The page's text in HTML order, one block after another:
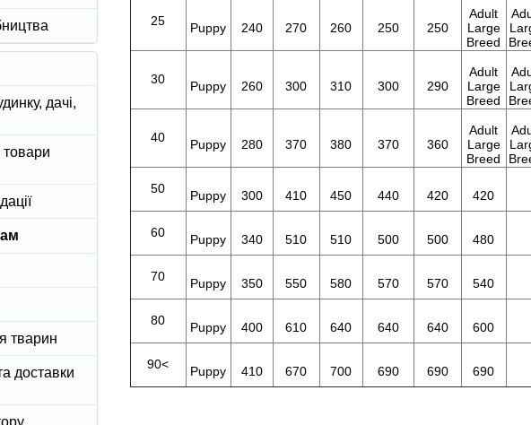
25 Puppy 240 270 260 250 250
Adult
Large
Breed
30 Puppy 260 300 310 300 290
Adult
Large
Breed
40 Puppy 280 370 380 370 360
Adult
Large
Breed
50 Puppy 300 410 450 440 420 420
60 Puppy 340 510 510 500 500 480
70 Puppy 350 550 580 570 570 540
80 Puppy 400 610 640 640 640 600
90< Puppy 410 670 700 690 690 690
дачі,
товари
тварин
доставки